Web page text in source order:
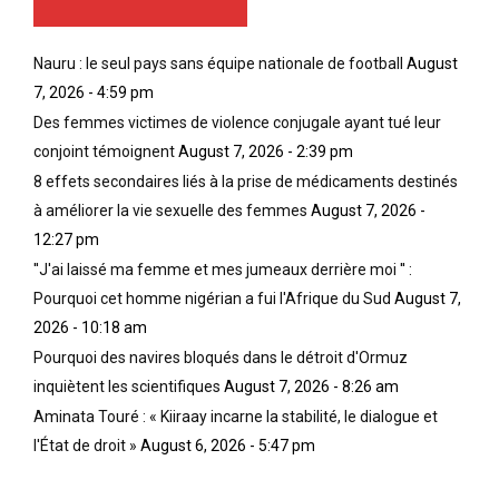
Nauru : le seul pays sans équipe nationale de football
August
7, 2026 - 4:59 pm
Des femmes victimes de violence conjugale ayant tué leur
conjoint témoignentAugust 7, 2026 - 2:39 pm
8 effets secondaires liés à la prise de médicaments destinés
à améliorer la vie sexuelle des femmes August 7, 2026 -
12:27 pm
''J'ai laissé ma femme et mes jumeaux derrière moi '' :
Pourquoi cet homme nigérian a fui l'Afrique du Sud August 7,
2026 - 10:18 am
Pourquoi des navires bloqués dans le détroit d'Ormuz
inquiètent les scientifiques August 7, 2026 - 8:26 am
Aminata Touré : « Kiiraay incarne la stabilité, le dialogue et
l'État de droit » August 6, 2026 - 5:47 pm